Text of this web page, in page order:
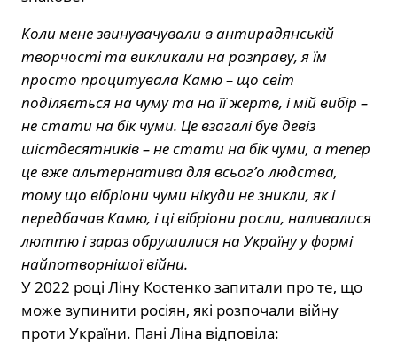
Коли мене звинувачували в антирадянській
творчості та викликали на розправу, я їм
просто процитувала Камю – що світ
поділяється на чуму та на її жертв, і мій вибір –
не стати на бік чуми. Це взагалі був девіз
шістдесятників – не стати на бік чуми, а тепер
це вже альтернатива для всьог’о людства,
тому що вібріони чуми нікуди не зникли, як і
передбачав Камю, і ці вібріони росли, наливалися
люттю і зараз обрушилися на Україну у формі
найпотворнішої війни.
У 2022 році Ліну Костенко запитали про те, що
може зупинити росіян, які розпочали війну
проти України. Пані Ліна відповіла: